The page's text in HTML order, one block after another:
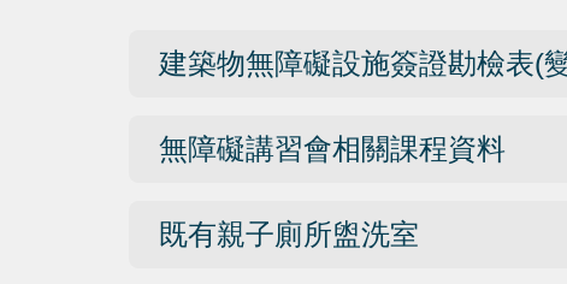
建築物無障礙設施簽證勘檢表(
無障礙講習會相關課程資料
既有親子廁所盥洗室